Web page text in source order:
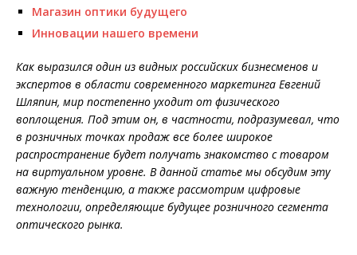
Магазин оптики будущего
Инновации нашего времени
Как выразился один из видных российских бизнесменов и
экспертов в области современного маркетинга Евгений
Шляпин, мир постепенно уходит от физического
воплощения. Под этим он, в частности, подразумевал, что
в розничных точках продаж все более широкое
распространение будет получать знакомство с товаром
на виртуальном уровне. В данной статье мы обсудим эту
важную тенденцию, а также рассмотрим цифровые
технологии, определяющие будущее розничного сегмента
оптического рынка.